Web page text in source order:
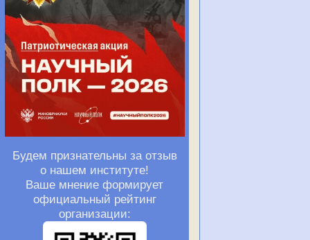
Будем признательны за отзыв
о нашем институте!
Ваше мнение формирует
официальный рейтинг
организации: